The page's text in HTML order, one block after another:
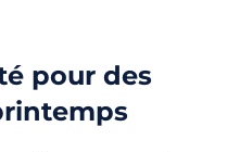
pour des